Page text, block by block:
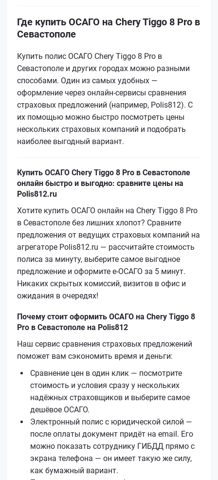
Где купить ОСАГО на Chery Tiggo 8 Pro в
Севастополе
Купить полис ОСАГО Chery Tiggo 8 Pro в
Севастополе и других городах можно разными
способами. Один из самых удобных —
оформление через онлайн-сервисы сравнения
страховых предложений (например, Polis812). С
их помощью можно быстро посмотреть цены
нескольких страховых компаний и подобрать
наиболее выгодный вариант.
Купить ОСАГО Chery Tiggo 8 Pro в Севастополе
онлайн быстро и выгодно: сравните цены на
Polis812.ru
Хотите купить ОСАГО онлайн на Chery Tiggo 8 Pro
в Севастополе без лишних хлопот? Сравните
предложения от ведущих страховых компаний на
агрегаторе Polis812.ru — рассчитайте стоимость
полиса за минуту, выберите самое выгодное
предложение и оформите е‑ОСАГО за 5 минут.
Никаких скрытых комиссий, визитов в офис и
ожидания в очередях!
Почему стоит оформить ОСАГО на Chery Tiggo 8
Pro в Севастополе на Polis812
Наш сервис сравнения страховых предложений
поможет вам сэкономить время и деньги:
Сравнение цен в один клик — посмотрите
стоимость и условия сразу у нескольких
надёжных страховщиков и выберите самое
дешёвое ОСАГО.
Электронный полис с юридической силой —
после оплаты документ придёт на email. Его
можно показать сотруднику ГИБДД прямо с
экрана телефона — он имеет такую же силу,
как бумажный вариант.